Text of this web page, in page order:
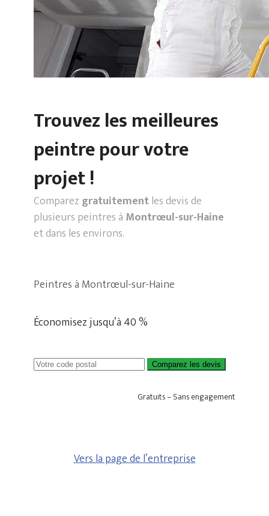
Trouvez les meilleures
peintre pour votre
projet !
Comparez gratuitementles devis de
plusieurs peintres à Montrœul-sur-Haine
et dans les environs.
Peintres à Montrœul-sur-Haine
Économisez jusqu’à 40 %
Comparez les devis
Gratuits – Sans engagement
Vers la page de l’entreprise